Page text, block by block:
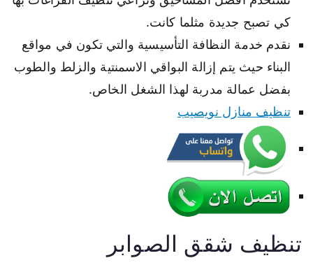
كي تصبح جديدة مثلما كانت.
نقدم خدمة النظافة التأسيسية والتي تكون في مواقع
البناء حيث يتم إزالة البواقي الاسمنتية والزلط والطوب
بفضل عمالة مدربة لهذا الشغل الخاص.
تنظيف منازل نويصيب
تنظيف شقق الصوابر